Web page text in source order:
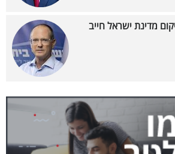
מדינת ישראל חייב